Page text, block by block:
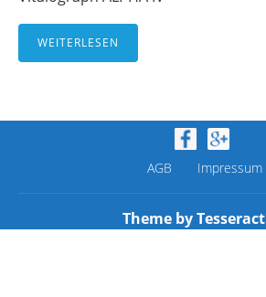
WEITERLESEN
AGB Impressum
Theme by Tesseract